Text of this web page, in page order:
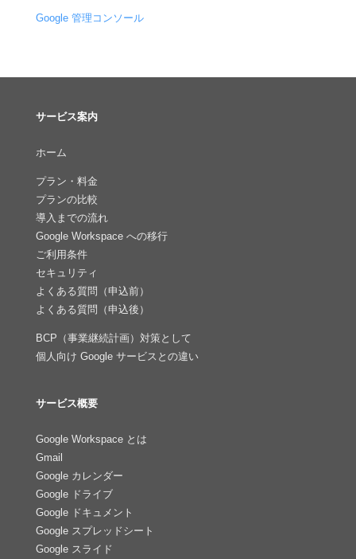
Google 管理コンソール
サービス案内
ホーム
プラン・料金
プランの比較
導入までの流れ
Google Workspace への移行
ご利用条件
セキュリティ
よくある質問（申込前）
よくある質問（申込後）
BCP（事業継続計画）対策として
個人向け Google サービスとの違い
サービス概要
Google Workspace とは
Gmail
Google カレンダー
Google ドライブ
Google ドキュメント
Google スプレッドシート
Google スライド